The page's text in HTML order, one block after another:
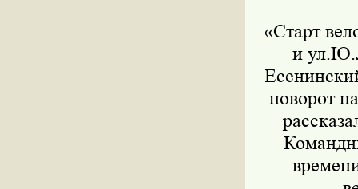
«Старт
и
поворот